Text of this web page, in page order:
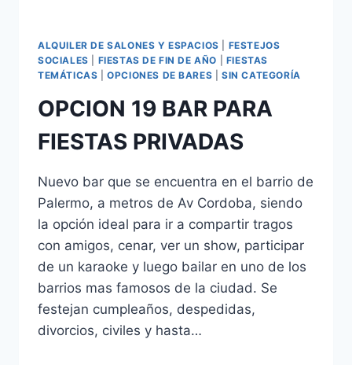
ALQUILER DE SALONES Y ESPACIOS
FESTEJOS
SOCIALES
FIESTAS DE FIN DE AÑO
FIESTAS
TEMÁTICAS |OPCIONES DE BARES |SIN CATEGORÍA
OPCION 19 BAR PARA
FIESTAS PRIVADAS
Nuevo bar que se encuentra en el barrio de
Palermo, a metros de Av Cordoba, siendo
la opción ideal para ir a compartir tragos
con amigos, cenar, ver un show, participar
de un karaoke y luego bailar en uno de los
barrios mas famosos de la ciudad. Se
festejan cumpleaños, despedidas,
divorcios, civiles y hasta…